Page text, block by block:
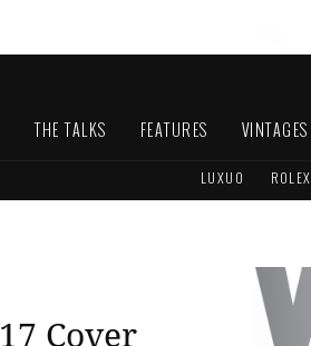
THE TALKS FEATURES VINTAGES
LUXUO ROLEX
Cover